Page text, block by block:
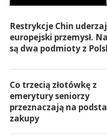
Restrykcje Chin
europejski przemysł.
są dwa podmioty z
Co trzecią złotówkę z
emerytury seniorzy
przeznaczają na
zakupy